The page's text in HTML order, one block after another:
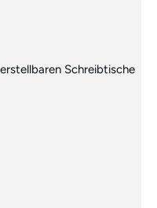
Schreibtische